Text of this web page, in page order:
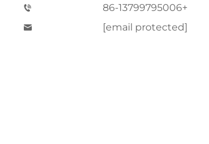
+86-13799795006
[email protected]